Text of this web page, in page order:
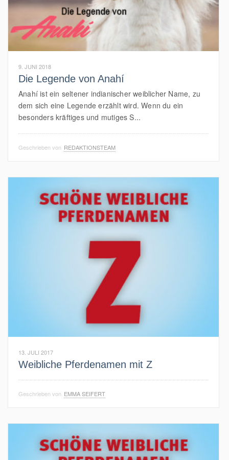
9. JUNI 2018
Die Legende von Anahí
Anahí ist ein seltener indianischer weiblicher Name, zu
dem sich eine Legende erzählt wird. Wenn du ein
besonders kräftiges und mutiges S...
Geschrieben von REDAKTIONSTEAM
13. JULI 2017
Weibliche Pferdenamen mit Z
Geschrieben von EMMA SEIFERT